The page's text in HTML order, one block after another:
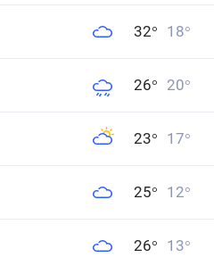
32° 18°
26° 20°
23° 17°
25° 12°
26° 13°